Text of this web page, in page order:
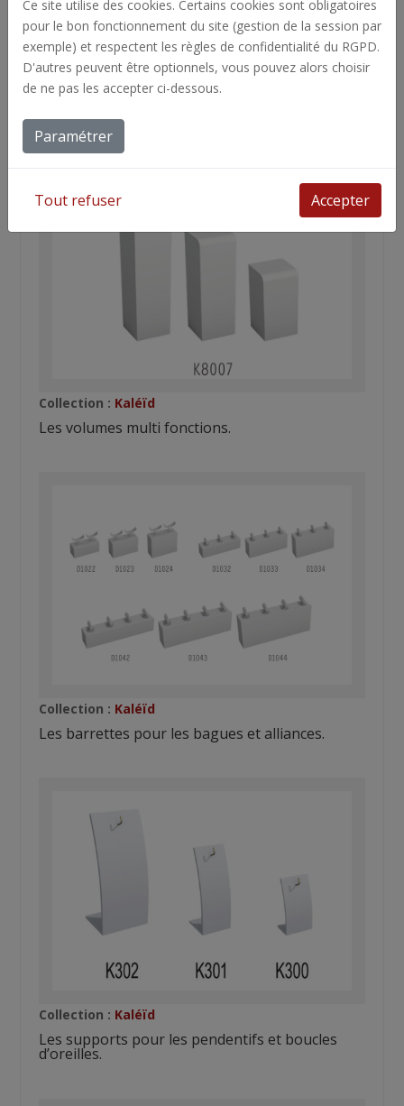
Collection : Kaléïd
Supports pour les bracelets souples
Collection : Kaléïd
Les volumes multi fonctions.
Collection : Kaléïd
Les barrettes pour les bagues et alliances.
Collection : Kaléïd
Les supports pour les pendentifs et boucles
d’oreilles.
Ce site utilise des cookies. Certains cookies sont obligatoires
pour le bon fonctionnement du site (gestion de la session par
exemple) et respectent les règles de confidentialité du RGPD.
D'autres peuvent être optionnels, vous pouvez alors choisir
de ne pas les accepter ci-dessous.
Paramétrer
Tout refuser Accepter